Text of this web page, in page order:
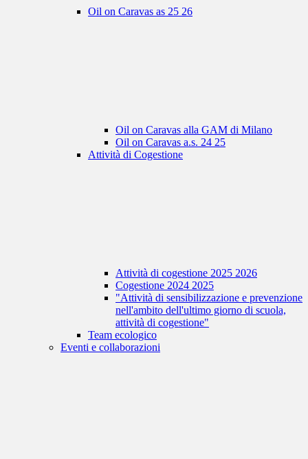
Oil on Caravas as 25 26
Oil on Caravas alla GAM di Milano
Oil on Caravas a.s. 24 25
Attività di Cogestione
Attività di cogestione 2025 2026
Cogestione 2024 2025
"Attività di sensibilizzazione e prevenzione
nell'ambito dell'ultimo giorno di scuola,
attività di cogestione"
Team ecologico
Eventi e collaborazioni